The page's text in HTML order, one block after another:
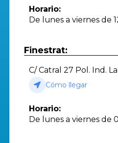
Horario:
De lunes a viernes de
Finestrat:
C/ Catral 27 Pol. Ind.
Cómo llegar
Horario:
De lunes a viernes de